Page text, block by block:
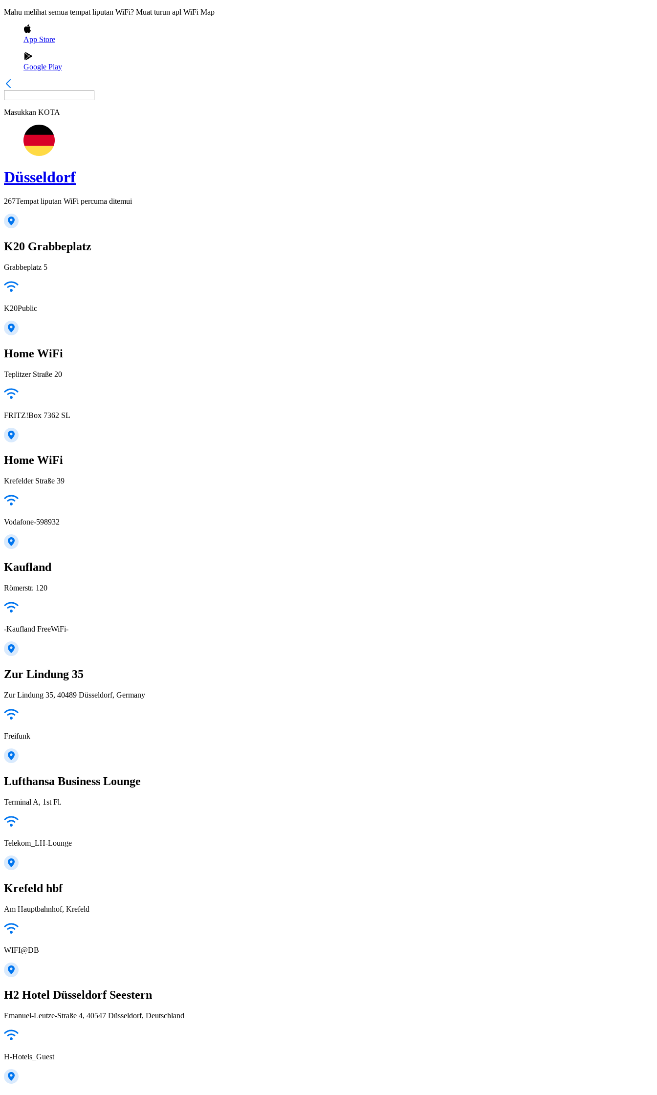
Mahu melihat semua tempat liputan WiFi? Muat turun apl WiFi Map
App Store
Google Play
Masukkan KOTA
Düsseldorf
267Tempat liputan WiFi percuma ditemui
K20 Grabbeplatz
Grabbeplatz 5
K20Public
Home WiFi
Teplitzer Straße 20
FRITZ!Box 7362 SL
Home WiFi
Krefelder Straße 39
Vodafone-598932
Kaufland
Römerstr. 120
-Kaufland FreeWiFi-
Zur Lindung 35
Zur Lindung 35, 40489 Düsseldorf, Germany
Freifunk
Lufthansa Business Lounge
Terminal A, 1st Fl.
Telekom_LH-Lounge
Krefeld hbf
Am Hauptbahnhof, Krefeld
WIFI@DB
H2 Hotel Düsseldorf Seestern
Emanuel-Leutze-Straße 4, 40547 Düsseldorf, Deutschland
H-Hotels_Guest